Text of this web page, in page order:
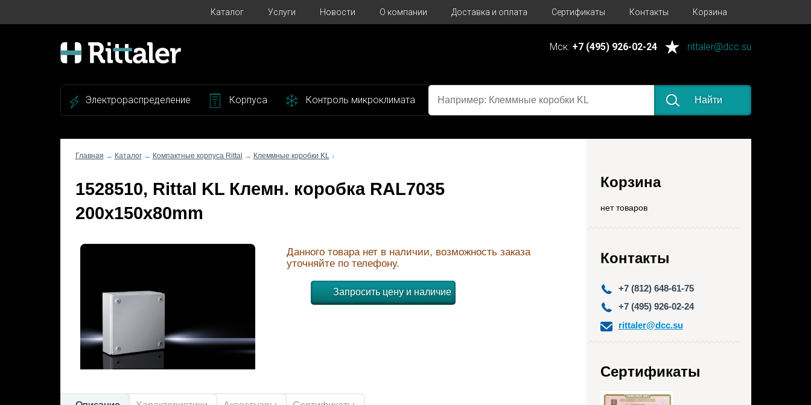
Каталог Услуги Новости О компании Доставка и оплата Сертификаты Контакты Корзина
Мск: +7 (495) 926-02-24 rittaler@dcc.su
Электрораспределение Корпуса Контроль микроклимата Найти
Корзина
нет товаров
Контакты
+7 (812) 648-61-75
+7 (495) 926-02-24
rittaler@dcc.su
Сертификаты
Главная → Каталог→ Компактные корпуса Rittal → Клеммные коробки KL ↓
1528510, Rittal KL Клемн. коробка RAL7035
200x150x80mm
Данного товара нет в наличии, возможность заказа
уточняйте по телефону.
Запросить цену и наличие